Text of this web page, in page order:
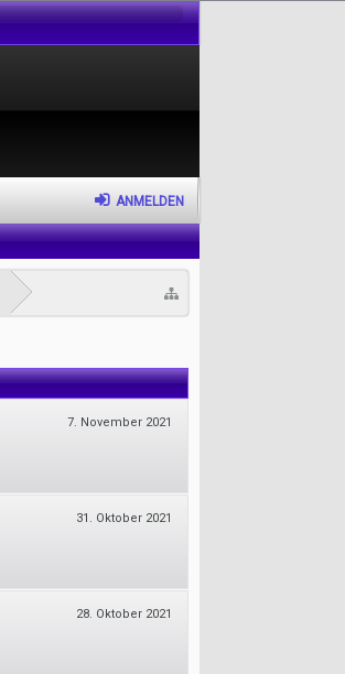
7. November 2021
31. Oktober 2021
28. Oktober 2021
ANMELDEN